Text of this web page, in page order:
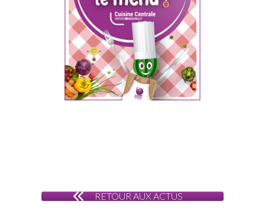
RETOUR AUX ACTUS